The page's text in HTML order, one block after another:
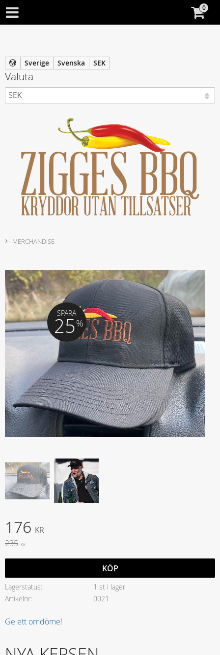
Sverige Svenska SEK
Valuta
MERCHANDISE
SPARA
25%
Nedsatt pris:
176 KR
Ordinarie pris:
235 KR
KÖP
Lagerstatus
1 st i lager
Artikelnr
0021
Ge ett omdöme!